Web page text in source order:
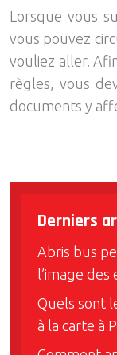
Lorsque vous
vous pouvez
vouliez aller.
règles, vous
documents y
Derniers
Abris bus
l’image
Quels sont
à la carte à